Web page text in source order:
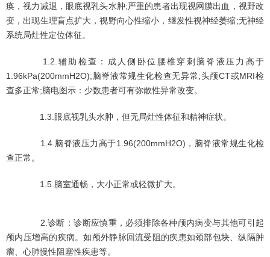
痪，视力减退，眼底视乳头水肿;严重的患者出现视网膜出血，视野改
变，出现生理盲点扩大，视野向心性缩小，继发性视神经萎缩;无神经
系统局灶性定位体征。
1.2.辅助检查：成人侧卧位腰椎穿刺脑脊液压力高于
1.96kPa(200mmH2O);脑脊液常规生化检查无异常;头颅CT或MRI检
查多正常;脑电图示：少数患者可有弥散性异常改变。
1.3.眼底视乳头水肿，但无局灶性体征和精神症状。
1.4.脑脊液压力高于1.96(200mmH2O)，脑脊液常规生化检
查正常。
1.5.脑室通畅，大小正常或轻微扩大。
2.诊断：诊断应慎重，必须排除各种颅内病变与其他可引起
颅内压增高的疾病。如颅外静脉回流受阻的疾患如颈部包块、纵隔肿
瘤、心肺慢性阻塞性疾患等。